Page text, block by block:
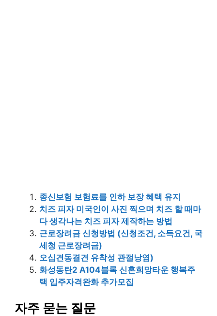
종신보험 보험료를 인하 보장 혜택 유지
치즈 피자 미국인이 사진 찍으며 치즈 할 때마
다 생각나는 치즈 피자 제작하는 방법
근로장려금 신청방법 (신청조건, 소득요건, 국
세청 근로장려금)
오십견동결견 유착성 관절낭염)
화성동탄2 A104블록 신혼희망타운 행복주
택 입주자격완화 추가모집
자주 묻는 질문